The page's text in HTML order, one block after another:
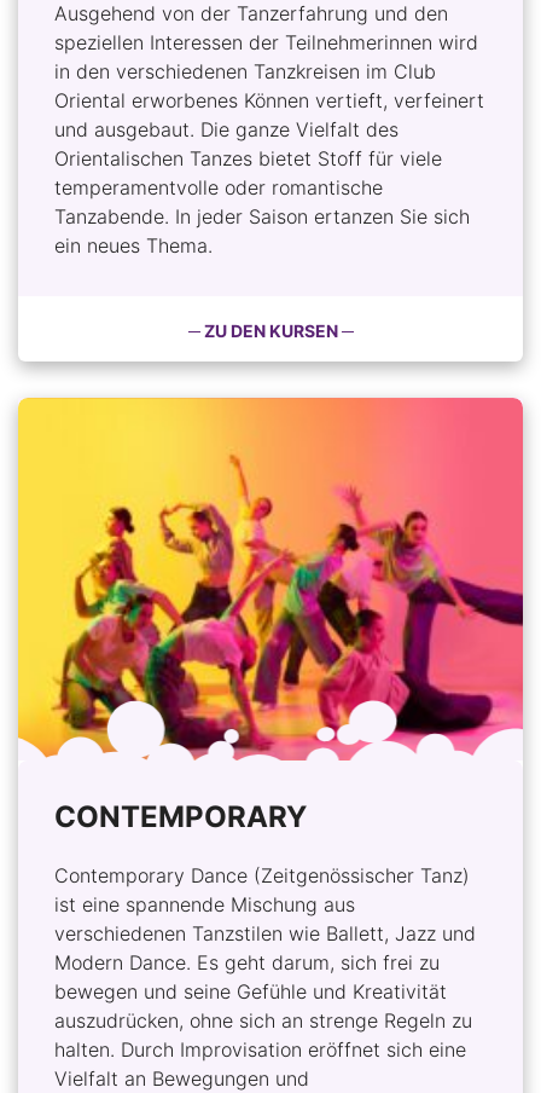
Ausgehend von der Tanzerfahrung und den
speziellen Interessen der Teilnehmerinnen wird
in den verschiedenen Tanzkreisen im Club
Oriental erworbenes Können vertieft, verfeinert
und ausgebaut. Die ganze Vielfalt des
Orientalischen Tanzes bietet Stoff für viele
temperamentvolle oder romantische
Tanzabende. In jeder Saison ertanzen Sie sich
ein neues Thema.
─ ZU DEN KURSEN ─
CONTEMPORARY
Contemporary Dance (Zeitgenössischer Tanz)
ist eine spannende Mischung aus
verschiedenen Tanzstilen wie Ballett, Jazz und
Modern Dance. Es geht darum, sich frei zu
bewegen und seine Gefühle und Kreativität
auszudrücken, ohne sich an strenge Regeln zu
halten. Durch Improvisation eröffnet sich eine
Vielfalt an Bewegungen und